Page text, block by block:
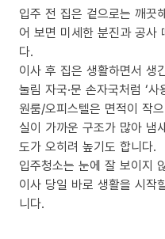
입주 전 집은 겉으로는 깨끗
어 보면 미세한 분진과 공사
다.
이사 후 집은 생활하면서 생
눌림 자국·문 손자국처럼 ‘
원룸/오피스텔은 면적이 작
실이 가까운 구조가 많아 냄
도가 오히려 높기도 합니다.
입주청소는 눈에 잘 보이지
이사 당일 바로 생활을 시작
니다.